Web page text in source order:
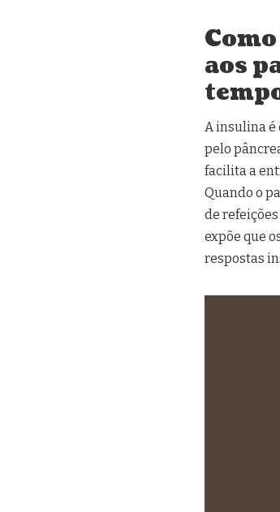
aos
A insulina é
pelo
facilita a
Quando o
de
expõe que
respostas